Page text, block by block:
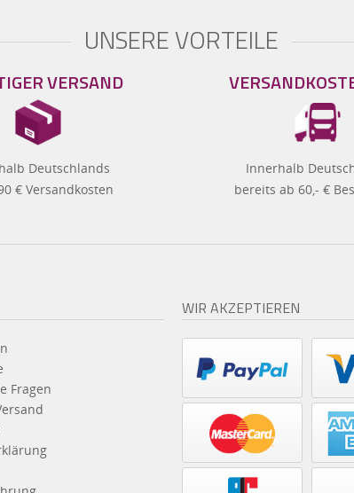
UNSERE VORTEILE
VERSAND
Deutschlands
€ Versandkosten
Innerhalb
bereits ab 60,- €
Fragen
WIR AKZEPTIEREN